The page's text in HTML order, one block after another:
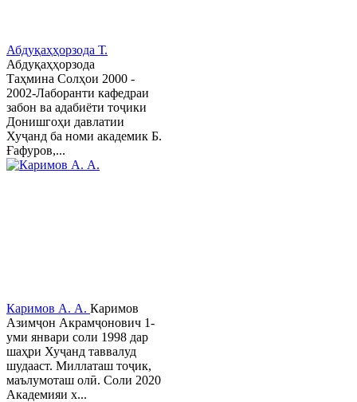
Абдуқаҳҳорзода Т.
Абдуқаҳҳорзода
Таҳмина Солҳои 2000 -
2002-Лаборанти кафедраи
забон ва адабиёти тоҷики
Донишгоҳи давлатии
Хуҷанд ба номи академик Б.
Ғафуров,...
Каримов А. А. Каримов
Азимҷон Акрамҷонович 1-
уми январи соли 1998 дар
шаҳри Хуҷанд таввалуд
шудааст. Миллаташ тоҷик,
маълумоташ олӣ. Соли 2020
Академияи х...